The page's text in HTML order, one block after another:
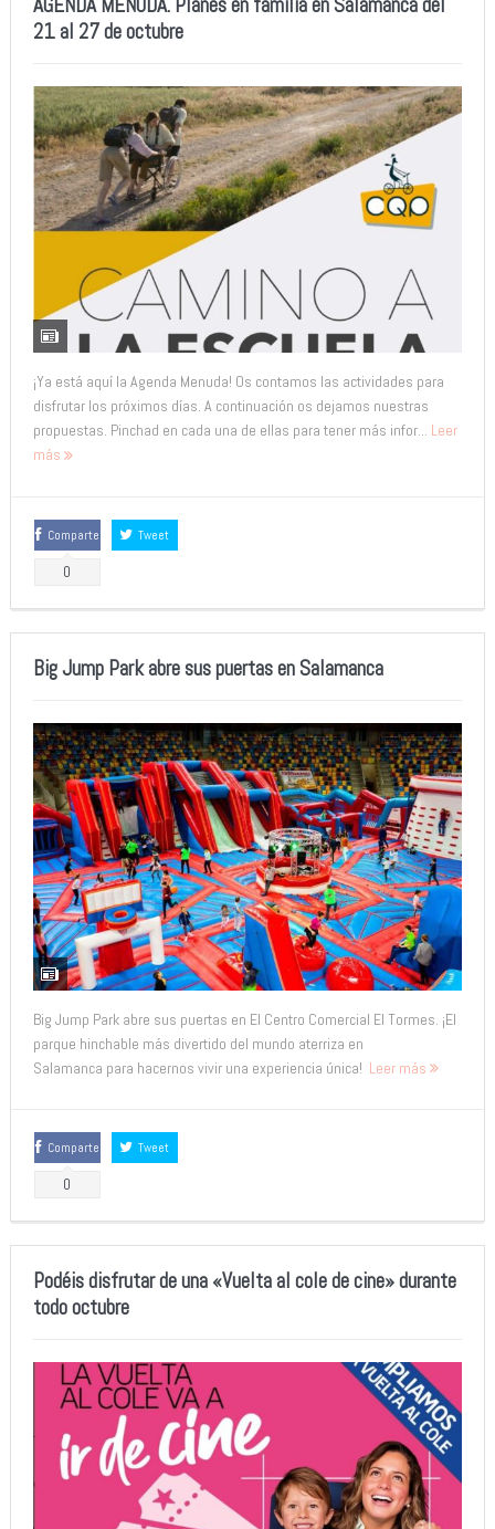
21 al 27 de octubre
¡Ya está aquí la Agenda Menuda! Os contamos las actividades para
disfrutar los próximos días. A continuación os dejamos nuestras
propuestas. Pinchad en cada una de ellas para tener más infor... Leer
más
Comparte
0
Tweet
Big Jump Park abre sus puertas en Salamanca
Big Jump Park abre sus puertas en El Centro Comercial El Tormes. ¡El
parque hinchable más divertido del mundo aterriza en
Salamanca para hacernos vivir una experiencia única! Leer más
Comparte
0
Tweet
Podéis disfrutar de una «Vuelta al cole de cine» durante
todo octubre